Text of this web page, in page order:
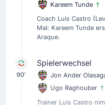
Kareem Tunde
Coach Luis Castro
Mal: Kareem Tunde
Araque.
90'
Spielerwechsel
Jon Ander
Ugo Raghouber
Trainer Luis Castro